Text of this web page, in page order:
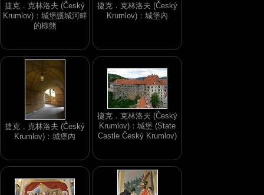
捷克．克林洛夫 (Český
Krumlov)：城堡護城河畔
的棕熊
捷克．克林洛夫 (Český
Krumlov)：城堡內
捷克．克林洛夫 (Český
Krumlov)：城堡內
捷克．克林洛夫 (Český
Krumlov)：城堡 (State
Castle Český Krumlov)